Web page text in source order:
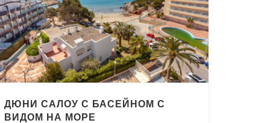
ДЮНИ САЛОУ С БАСЕЙНОМ С
ВИДОМ НА МОРЕ